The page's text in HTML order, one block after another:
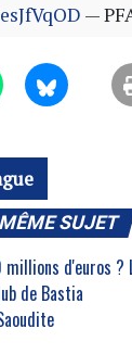
—
SUJET
d'euros ?
de Bastia